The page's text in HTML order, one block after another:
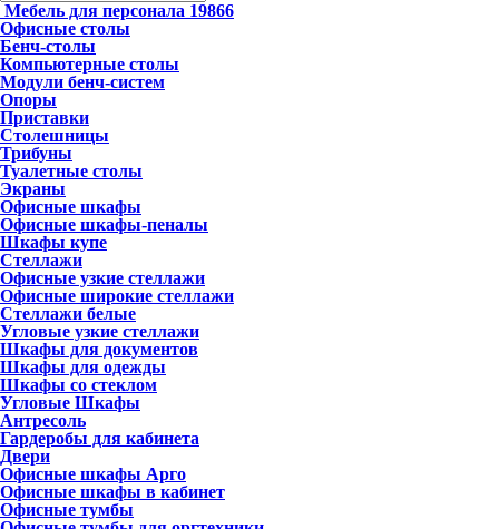
Мебель для персонала 19866
Офисные столы
Бенч-столы
Компьютерные столы
Модули бенч-систем
Опоры
Приставки
Столешницы
Трибуны
Туалетные столы
Экраны
Офисные шкафы
Офисные шкафы-пеналы
Шкафы купе
Стеллажи
Офисные узкие стеллажи
Офисные широкие стеллажи
Стеллажи белые
Угловые узкие стеллажи
Шкафы для документов
Шкафы для одежды
Шкафы со стеклом
Угловые Шкафы
Антресоль
Гардеробы для кабинета
Двери
Офисные шкафы Арго
Офисные шкафы в кабинет
Офисные тумбы